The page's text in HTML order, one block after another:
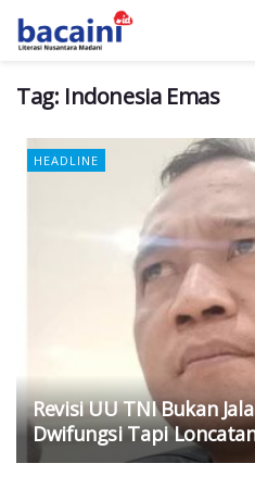
Tag: Indonesia Emas
HEADLINE
Revisi UU TNI Bukan
Dwifungsi Tapi